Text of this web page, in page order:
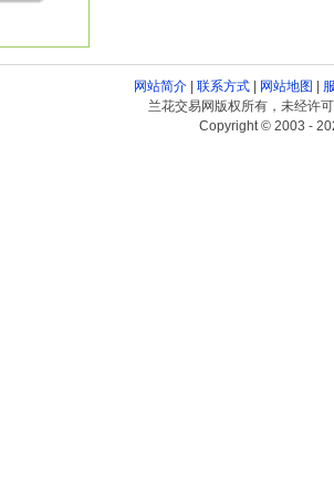
网站简介| 联系方式| 网站地图 |
兰花交易网版权所有，未经许
Copyright © 2003 -